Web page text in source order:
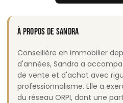
À PROPOS DE SANDRA
Conseillère en immobilier
d'années, Sandra a
de vente et d'achat avec
professionnalisme. Elle a
du réseau ORPI, dont une